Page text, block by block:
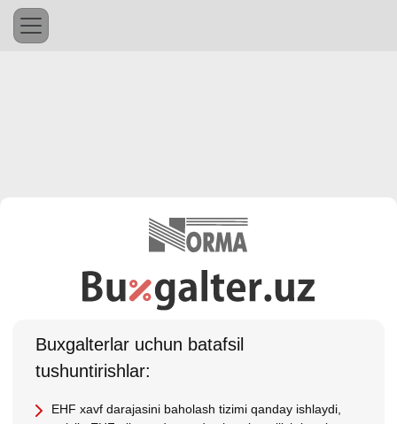
Buхgalterlar uchun batafsil
tushuntirishlar:
EHF хavf darajasini baholash tizimi qanday ishlaydi,